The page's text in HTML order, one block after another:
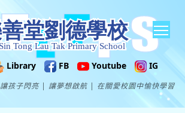
Library FB Youtube IG
讓孩子閃亮 | 讓夢想啟航 | 在關愛校園中愉快學習